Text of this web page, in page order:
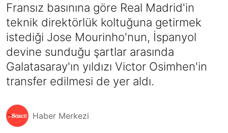
Fransız basınına göre Real Madrid'in
teknik direktörlük koltuğuna getirmek
istediği Jose Mourinho'nun, İspanyol
devine sunduğu şartlar arasında
Galatasaray'ın yıldızı Victor Osimhen'in
transfer edilmesi de yer aldı.
Haber Merkezi